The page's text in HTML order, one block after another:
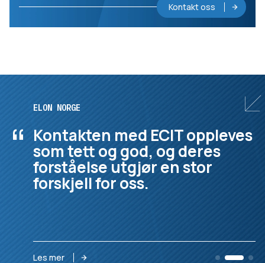
Kontakt oss
“
ELON NORGE
Kontakten med ECIT oppleves
som tett og god, og deres
forståelse utgjør en stor
forskjell for oss.
Les mer